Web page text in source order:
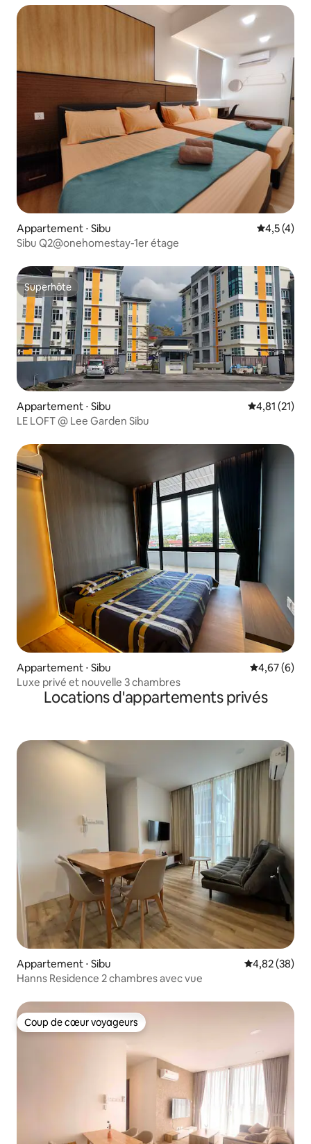
Appartement ⋅ Sibu Évaluation
4,5 (4)
Sibu Q2@onehomestay-1er étage
Superhôte
Superhôte
Appartement ⋅ Sibu Évaluation
4,81 (21)
LE LOFT @ Lee Garden Sibu
Appartement ⋅ Sibu Évaluation
4,67 (6)
Luxe privé et nouvelle 3 chambres
Locations d'appartements privés
Appartement ⋅ Sibu Évaluation
4,82 (38)
Hanns Residence 2 chambres avec vue
Coup de cœur voyageurs
Coup de cœur voyageurs